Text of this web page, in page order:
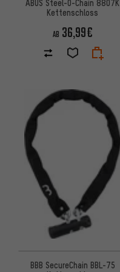
ABUS Steel-O-Chain 8807K
Kettenschloss
AB 36,99€
BBB SecureChain BBL-75